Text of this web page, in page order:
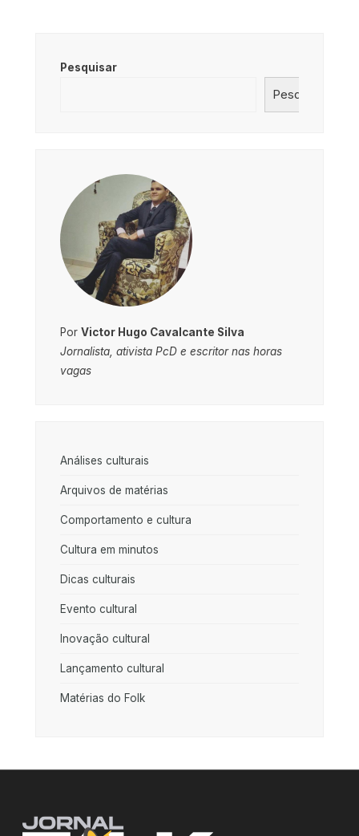
Pesquisar
Pesquisar
Por Victor Hugo Cavalcante Silva
Jornalista, ativista PcD e escritor nas horas
vagas
Análises culturais
Arquivos de matérias
Comportamento e cultura
Cultura em minutos
Dicas culturais
Evento cultural
Inovação cultural
Lançamento cultural
Matérias do Folk